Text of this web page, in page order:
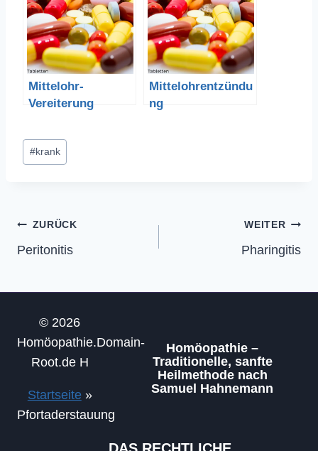
Mittelohr-
Vereiterung
Mittelohrentzündu
ng
Schlagworte:
#krank
Beitragsnavigation
ZURÜCK
Peritonitis
WEITER
Pharingitis
© 2026
Homöopathie.Domain-
Root.de H
Startseite»
Pfortaderstauung
Homöopathie –
Traditionelle, sanfte
Heilmethode nach
Samuel Hahnemann